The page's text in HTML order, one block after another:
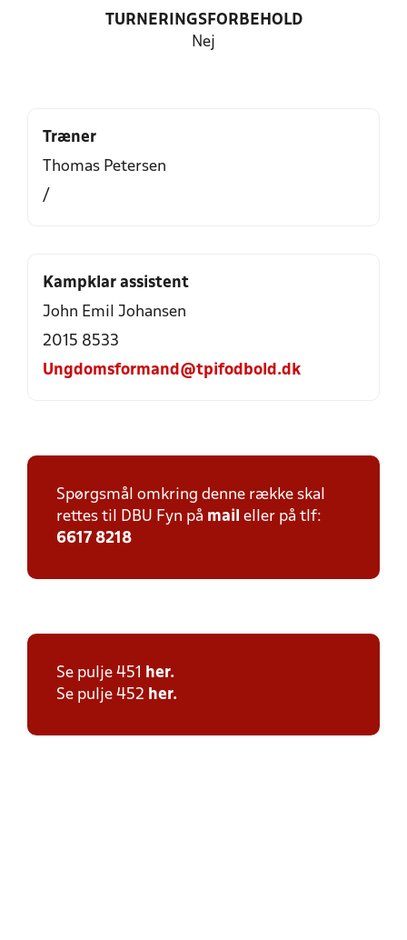
TURNERINGSFORBEHOLD
Nej
Træner
Thomas Petersen
/
Kampklar assistent
John Emil Johansen
2015 8533
Ungdomsformand@tpifodbold.dk
Spørgsmål omkring denne række skal
rettes til DBU Fyn på mail eller på tlf:
6617 8218
Se pulje 451
her.
Se pulje 452 her.